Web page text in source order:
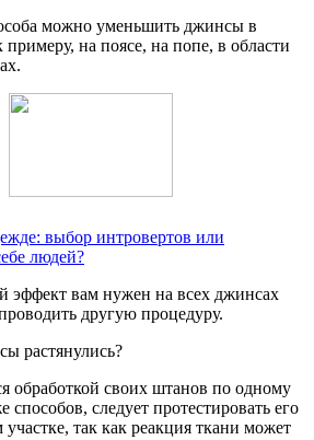
можно уменьшить джинсы в
на поясе, на попе, в области
выбор интровертов или
людей?
вам нужен на всех джинсах
другую процедуру.
растянулись?
обработкой своих штанов по одному
следует протестировать его
участке, так как реакция ткани может